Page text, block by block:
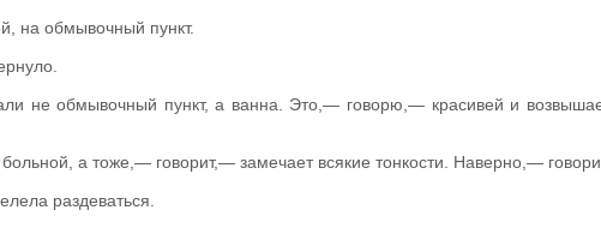
на обмывочный пункт.
не обмывочный пункт, а ванна. Это,— говорю,— красивей и
а тоже,— говорит,— замечает всякие тонкости. Наверно,—
раздеваться.